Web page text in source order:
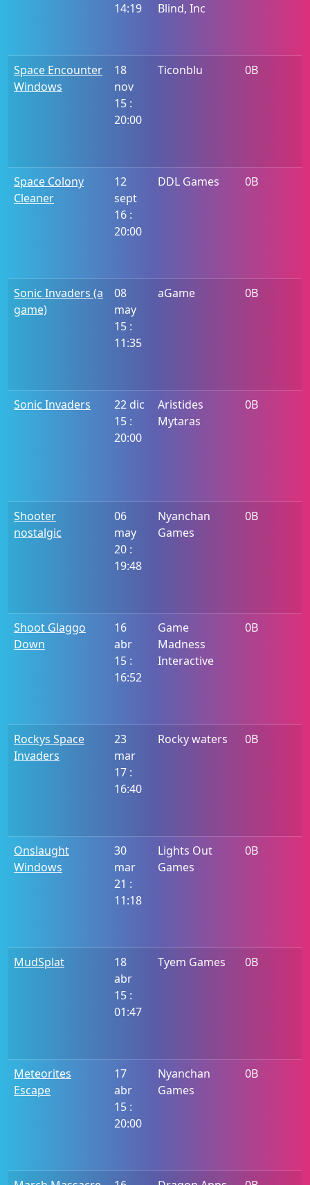
14:19
Blind, Inc
Space Encounter
Windows
18
nov
15 :
20:00
Ticonblu 0B
Space Colony
Cleaner
12
sept
16 :
20:00
DDL Games 0B
Sonic Invaders (a
game)
08
may
15 :
11:35
aGame 0B
Sonic Invaders
22 dic
15 :
20:00
Aristides
Mytaras
0B
Shooter
nostalgic
06
may
20 :
19:48
Nyanchan
Games
0B
Shoot Glaggo
Down
16
abr
15 :
16:52
Game
Madness
Interactive
0B
Rockys Space
Invaders
23
mar
17 :
16:40
Rocky waters 0B
Onslaught
Windows
30
mar
21 :
11:18
Lights Out
Games
0B
MudSplat
18
abr
15 :
01:47
Tyem Games 0B
Meteorites
Escape
17
abr
15 :
20:00
Nyanchan
Games
0B